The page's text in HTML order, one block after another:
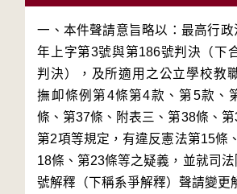
一、本件聲請意旨略以：最高行政
年上字第3號與第186號判決（下
判決），及所適用之公立學校教
撫卹條例第4條第4款、第5款、
條、第37條、附表三、第38條、第
第2項等規定，有違反憲法第15條
18條、第23條等之疑義，並就司